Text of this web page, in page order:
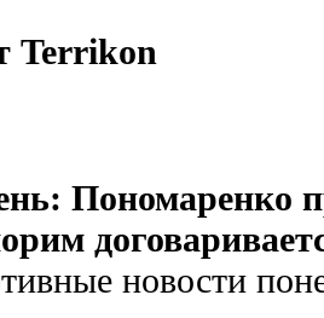
Terrikon
Пономаренко
новости